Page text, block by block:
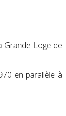
Grande Loge de
en parallèle à